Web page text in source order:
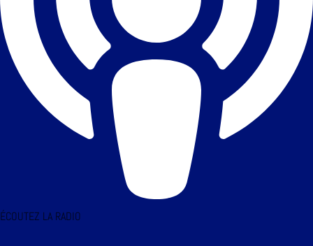
ÉCOUTEZ LA RADIO